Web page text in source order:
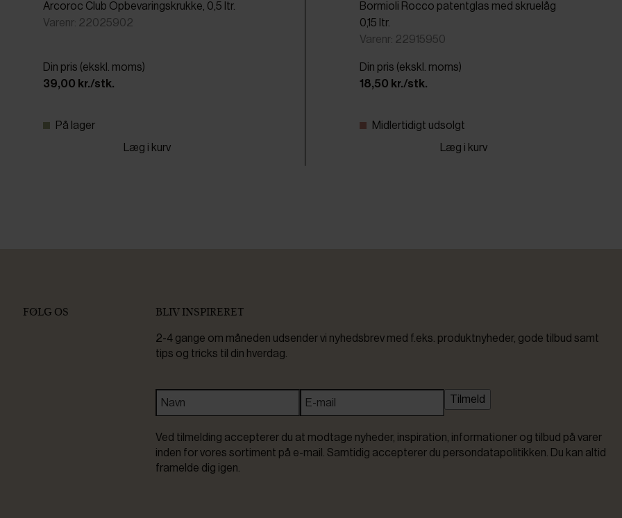
Arcoroc Club Opbevaringskrukke, 0,5 ltr.
Varenr: 22025902
Din pris (ekskl. moms)
39,00 kr./stk.
På lager
Læg i kurv
Bormioli Rocco patentglas med skruelåg
0,15 ltr.
Varenr: 22915950
Din pris (ekskl. moms)
18,50 kr./stk.
Midlertidigt udsolgt
Læg i kurv
FØLG OS BLIV INSPIRERET
2-4 gange om måneden udsender vi nyhedsbrev med f.eks. produktnyheder, gode tilbud samt
tips og tricks til din hverdag.
Tilmeld
Ved tilmelding accepterer du at modtage nyheder, inspiration, informationer og tilbud på varer
inden for vores sortiment på e-mail. Samtidig accepterer du persondatapolitikken. Du kan altid
framelde dig igen.